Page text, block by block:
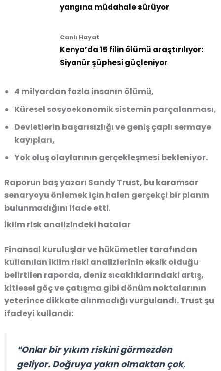
yangına müdahale sürüyor
Canlı Hayat
Kenya’da 15 filin ölümü araştırılıyor:
Siyanür şüphesi güçleniyor
4 milyardan fazla insanın ölümü,
Küresel sosyoekonomik sistemin parçalanması,
Devletlerin başarısızlığı ve geniş çaplı sermaye
kayıpları,
Yok oluş olaylarının gerçekleşmesi bekleniyor.
Raporun baş yazarı Sandy Trust, bu karamsar
senaryoyu önlemek için halen gerçekçi bir planın
bulunmadığını ifade etti.
İklim risk analizindeki hatalar
Finansal kuruluşlar ve hükümetler tarafından
kullanılan iklim riski analizlerinin eksik olduğu
belirtilen raporda, deniz sıcaklıklarındaki artış,
kitlesel göç ve çatışma gibi dönüm noktalarının
yeterince dikkate alınmadığı vurgulandı. Trust şu
ifadeyi kullandı:
❝Onlar bir yıkım riskini görmezden
geliyor. Doğruya yakın olmaktan çok,